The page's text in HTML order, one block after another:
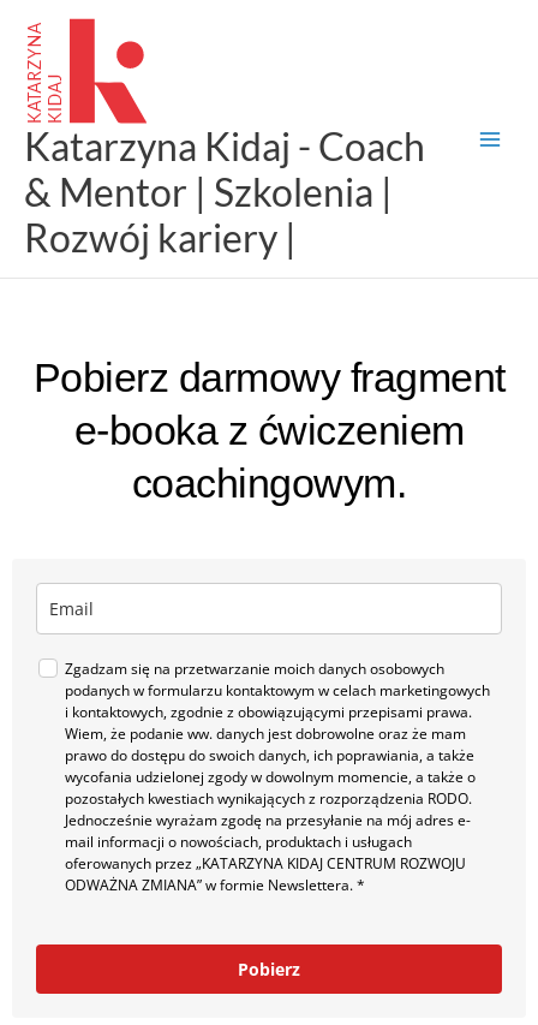
treści
Katarzyna Kidaj - Coach
& Mentor | Szkolenia |
Rozwój kariery |
Pobierz darmowy fragment
e-booka z ćwiczeniem
coachingowym.
Zgadzam się na przetwarzanie moich danych osobowych
podanych w formularzu kontaktowym w celach marketingowych
i kontaktowych, zgodnie z obowiązującymi przepisami prawa.
Wiem, że podanie ww. danych jest dobrowolne oraz że mam
prawo do dostępu do swoich danych, ich poprawiania, a także
wycofania udzielonej zgody w dowolnym momencie, a także o
pozostałych kwestiach wynikających z rozporządzenia RODO.
Jednocześnie wyrażam zgodę na przesyłanie na mój adres e-
mail informacji o nowościach, produktach i usługach
oferowanych przez „KATARZYNA KIDAJ CENTRUM ROZWOJU
ODWAŻNA ZMIANA” w formie Newslettera. *
Pobierz